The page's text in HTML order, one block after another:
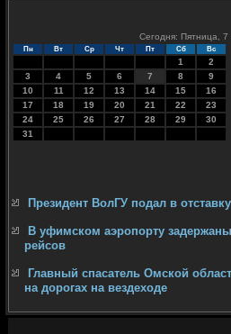
Сегодня: Пятница, 7
Пн Вт Ср Чт Пт Сб Вс
1
2
3
4 5 6 7 8
9
10
11 12 13 14 15
16
17
18 19 20 21 22
23
24
25 26 27 28 29
30
31
Президент ВолГУ подал в отставку
В уфимском аэропорту
рейсов
Главный спасатель Омской
на дорогах на вездеходе